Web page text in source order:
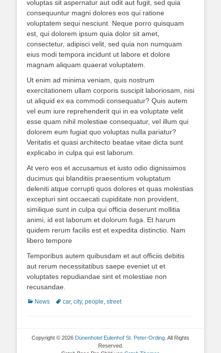
voluptas sit aspernatur aut odit aut fugit, sed quia
consequuntur magni dolores eos qui ratione
voluptatem sequi nesciunt. Neque porro quisquam
est, qui dolorem ipsum quia dolor sit amet,
consectetur, adipisci velit, sed quia non numquam
eius modi tempora incidunt ut labore et dolore
magnam aliquam quaerat voluptatem.
Ut enim ad minima veniam, quis nostrum
exercitationem ullam corporis suscipit laboriosam, nisi
ut aliquid ex ea commodi consequatur? Quis autem
vel eum iure reprehenderit qui in ea voluptate velit
esse quam nihil molestiae consequatur, vel illum qui
dolorem eum fugiat quo voluptas nulla pariatur?
Veritatis et quasi architecto beatae vitae dicta sunt
explicabo in culpa qui est laborum.
At vero eos et accusamus et iusto odio dignissimos
ducimus qui blanditiis praesentium voluptatum
deleniti atque corrupti quos dolores et quas molestias
excepturi sint occaecati cupiditate non provident,
similique sunt in culpa qui officia deserunt mollitia
animi, id est laborum et dolorum fuga. Et harum
quidem rerum facilis est et expedita distinctio. Nam
libero tempore
Temporibus autem quibusdam et aut officiis debitis
aut rerum necessitatibus saepe eveniet ut et
voluptates repudiandae sint et molestiae non
recusandae.
Kategorien
News Schlagworte
car, city, people, street
Copyright © 2026 Dünenhotel Eulenhof St. Peter-Ording . All Rights
Reserved.